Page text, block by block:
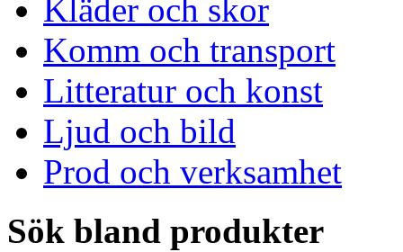
Kläder och skor
Komm och transport
Litteratur och konst
Ljud och bild
Prod och verksamhet
Sök bland produkter